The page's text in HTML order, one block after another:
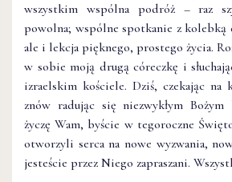
wszystkim wspólna podróż – raz
powolna; wspólne spotkanie z kolebką
ale i lekcja pięknego, prostego życia.
w sobie moją drugą córeczkę i
izraelskim kościele. Dziś, czekając na
znów radując się niezwykłym Bożym
życzę Wam, byście w tegoroczne
otworzyli serca na nowe wyzwania,
jesteście przez Niego zapraszani.